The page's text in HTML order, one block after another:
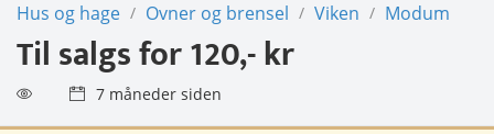
Hus og hage / Ovner og brensel / Viken / Modum
Til salgs for120,- kr
7 måneder siden